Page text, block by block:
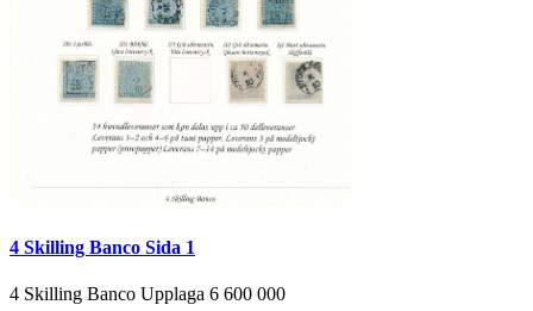
4 Skilling Banco Sida 1
4 Skilling Banco Upplaga 6 600 000